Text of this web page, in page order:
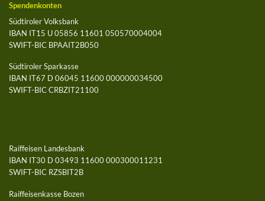
Spendenkonten
Südtiroler Volksbank
IBAN IT15 U 05856 11601 050570004004
SWIFT-BIC BPAAIT2B050
Südtiroler Sparkasse
IBAN IT67 D 06045 11600 000000034500
SWIFT-BIC CRBZIT21100
Raiffeisen Landesbank
IBAN IT30 D 03493 11600 000300011231
SWIFT-BIC RZSBIT2B
Raiffeisenkasse Bozen